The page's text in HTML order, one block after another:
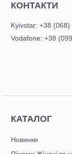
КОНТАКТИ
Kyivstar: +38
Vodafone: +38
КАТАЛОГ
Новинки